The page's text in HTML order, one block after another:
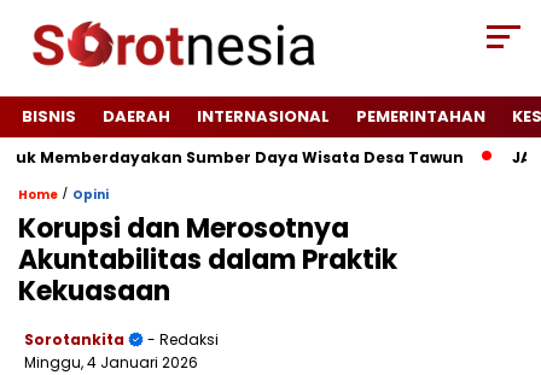
BISNIS DAERAH INTERNASIONAL PEMERINTAHAN
Memberdayakan Sumber Daya Wisata Desa Tawun
Home / Opini
Korupsi dan Merosotnya
Akuntabilitas dalam Praktik
Kekuasaan
Sorotankita
- Redaksi
Minggu, 4 Januari 2026